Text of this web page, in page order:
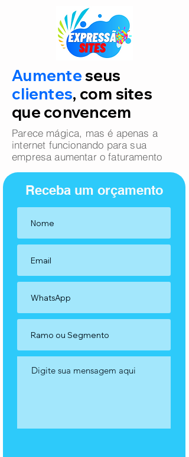
Aumenteseus
clientes, com sites
que convencem
Parece mágica, mas é apenas a
internet funcionando para sua
empresa aumentar o faturamento
Receba um orçamento